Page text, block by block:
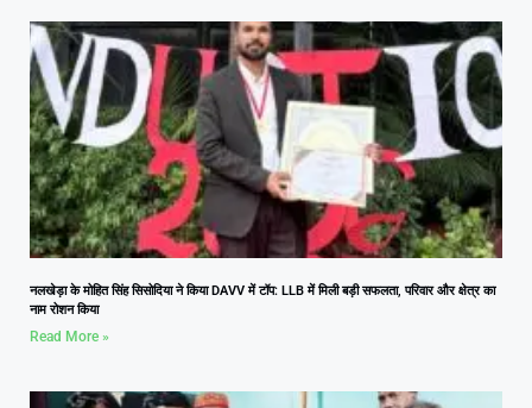
नलखेड़ा के मोहित सिंह सिसोदिया ने किया DAVV में टॉप: LLB में मिली बड़ी सफलता, परिवार और क्षेत्र का
नाम रोशन किया
Read More »